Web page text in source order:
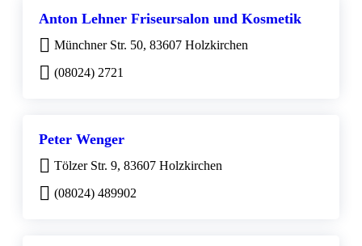
Anton Lehner Friseursalon und Kosmetik
Münchner Str. 50, 83607 Holzkirchen
(08024) 2721
Peter Wenger
Tölzer Str. 9, 83607 Holzkirchen
(08024) 489902